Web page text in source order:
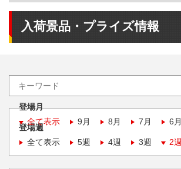
入荷景品・プライズ情報
登場月
全て表示
9月 8月 7月 6月
登場週
全て表示
5週 4週 3週 2週